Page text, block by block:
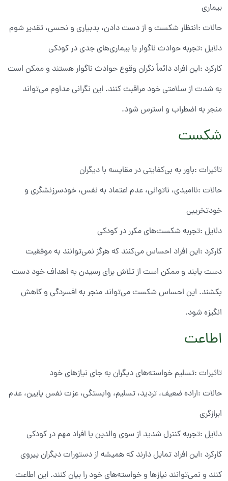
بیماری
حالات :انتظار شکست و از دست دادن، بدبیاری و نحسی، تقدیر شوم
دلایل :تجربه حوادث ناگوار یا بیماری‌های جدی در کودکی
کارکرد :این افراد دائماً نگران وقوع حوادث ناگوار هستند و ممکن است
به شدت از سلامتی خود مراقبت کنند. این نگرانی مداوم می‌تواند
منجر به اضطراب و استرس شود.
شکست
تاثیرات :باور به بی‌کفایتی در مقایسه با دیگران
حالات :ناامیدی، ناتوانی، عدم اعتماد به نفس، خودسرزنشگری و
خودتخریبی
دلایل :تجربه شکست‌های مکرر در کودکی
کارکرد :این افراد احساس می‌کنند که هرگز نمی‌توانند به موفقیت
دست یابند و ممکن است از تلاش برای رسیدن به اهداف خود دست
بکشند. این احساس شکست می‌تواند منجر به افسردگی و کاهش
انگیزه شود.
اطاعت
تاثیرات :تسلیم خواسته‌های دیگران به جای نیازهای خود
حالات :اراده ضعیف، تردید، تسلیم، وابستگی، عزت نفس پایین، عدم
ابرازگری
دلایل :تجربه کنترل شدید از سوی والدین یا افراد مهم در کودکی
کارکرد :این افراد تمایل دارند که همیشه از دستورات دیگران پیروی
کنند و نمی‌توانند نیازها و خواسته‌های خود را بیان کنند. این اطاعت